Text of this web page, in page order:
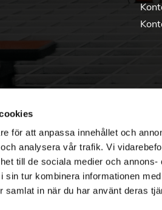
för att anpassa innehållet och
analysera vår trafik. Vi
till de sociala medier och
sin tur kombinera informationen
samlat in när du har använt deras